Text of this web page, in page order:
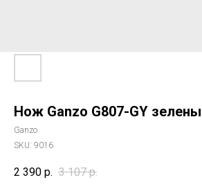
Нож Ganzo G807-GY
Ganzo
SKU: 9016
2 390 р. 3 107 р.